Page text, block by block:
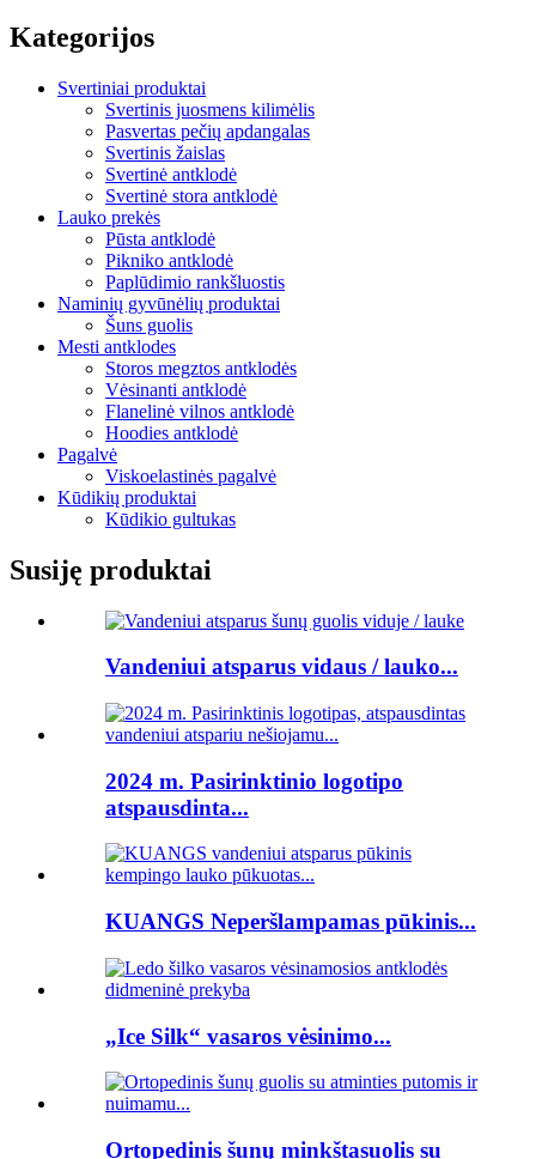
Kategorijos
Svertiniai produktai
Svertinis juosmens kilimėlis
Pasvertas pečių apdangalas
Svertinis žaislas
Svertinė antklodė
Svertinė stora antklodė
Lauko prekės
Pūsta antklodė
Pikniko antklodė
Paplūdimio rankšluostis
Naminių gyvūnėlių produktai
Šuns guolis
Mesti antklodes
Storos megztos antklodės
Vėsinanti antklodė
Flanelinė vilnos antklodė
Hoodies antklodė
Pagalvė
Viskoelastinės pagalvė
Kūdikių produktai
Kūdikio gultukas
Susiję produktai
Vandeniui atsparus vidaus / lauko...
2024 m. Pasirinktinio logotipo
atspausdinta...
KUANGS Neperšlampamas pūkinis...
„Ice Silk“ vasaros vėsinimo...
Ortopedinis šunų minkštasuolis su